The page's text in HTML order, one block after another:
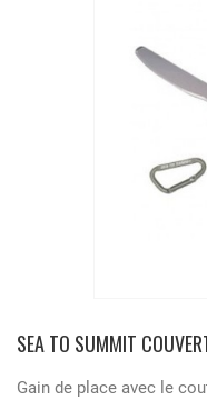
SEA TO SUMMIT
Gain de place avec le